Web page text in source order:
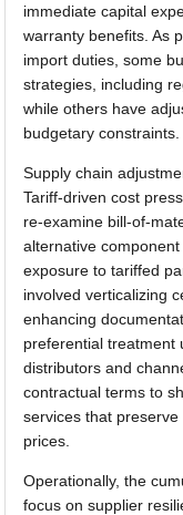
immediate capital
warranty benefits. As
import duties, some
strategies, including
while others have
budgetary constraints.
Supply chain
Tariff-driven cost
re-examine bill-of-
alternative
exposure to tariffed
involved verticalizing
enhancing
preferential treatment
distributors and
contractual terms to
services that
prices.
Operationally, the
focus on supplier